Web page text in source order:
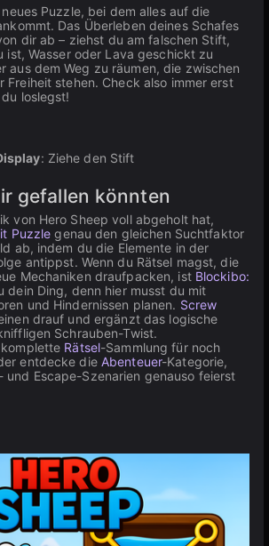
Puzzle, bei dem alles auf die
Das Überleben deines Schafes
dir ab – ziehst du am falschen Stift,
ist, Wasser oder Lava geschickt zu
aus dem Weg zu räumen, die zwischen
Freiheit stehen. Check also immer erst
loslegst!
: Ziehe den Stift
gefallen könnten
von Hero Sheep voll abgeholt hat,
Puzzle genau den gleichen Suchtfaktor
ab, indem du die Elemente in der
antippst. Wenn du Rätsel magst, die
Mechaniken draufpacken, ist Blockibo:
dein Ding, denn hier musst du mit
und Hindernissen planen. Screw
drauf und ergänzt das logische
Schrauben-Twist.
Rätsel-Sammlung für noch
entdecke die Abenteuer-Kategorie,
und Escape-Szenarien genauso feierst